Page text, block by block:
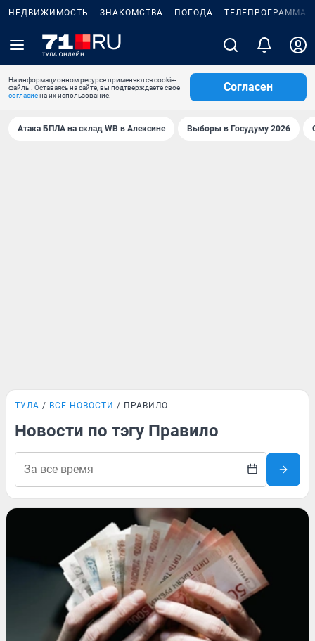
НЕДВИЖИМОСТЬ ЗНАКОМСТВА ПОГОДА ТЕЛЕПРОГРАММА
На информационном ресурсе применяются cookie-
файлы. Оставаясь на сайте, вы подтверждаете свое
согласиена их использование.
Согласен
Атака БПЛА на склад WB в Алексине Выборы в Госудуму 2026
ТУЛА ВСЕ НОВОСТИ ПРАВИЛО
Новости по тэгу Правило